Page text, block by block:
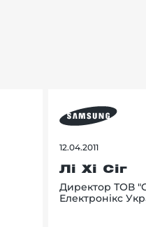
12.04.2011
Лі Хі Сіг
Директор ТОВ
Електронікс